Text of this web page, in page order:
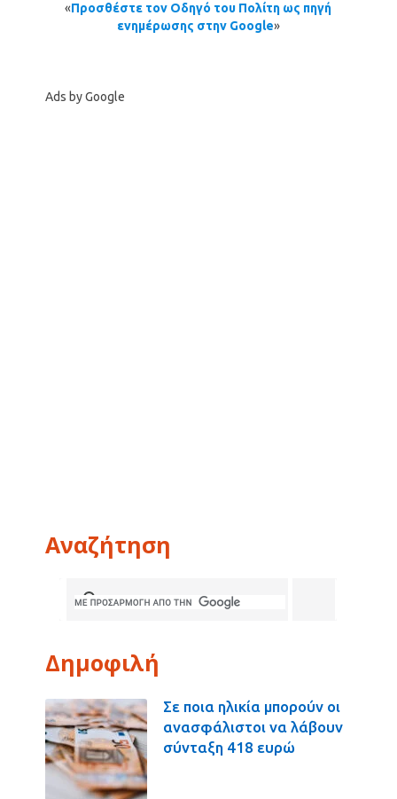
«Προσθέστε τον Οδηγό του Πολίτη ως πηγή
ενημέρωσης στην Google»
Ads by Google
Αναζήτηση
Δημοφιλή
Σε ποια ηλικία μπορούν οι
ανασφάλιστοι να λάβουν
σύνταξη 418 ευρώ